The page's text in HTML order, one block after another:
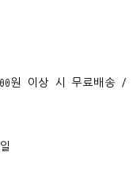
원 이상 시 무료배송 /